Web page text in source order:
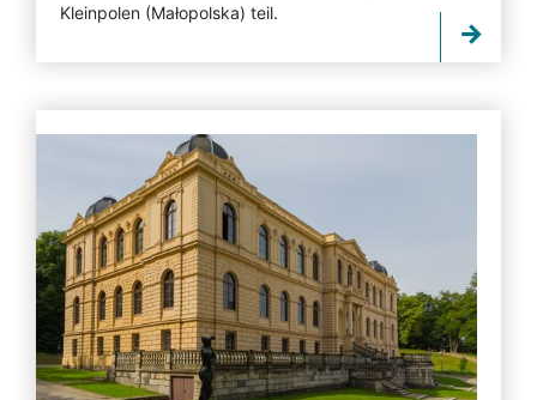
Kleinpolen (Małopolska) teil.